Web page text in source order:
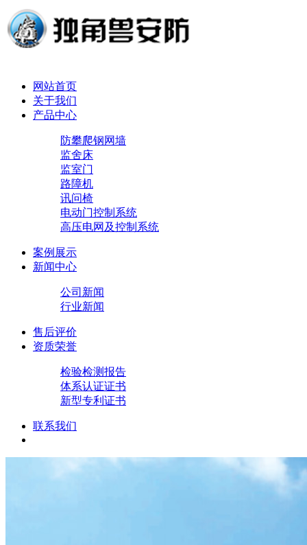
网站首页
关于我们
产品中心
防攀爬钢网墙
监舍床
监室门
路障机
讯问椅
电动门控制系统
高压电网及控制系统
案例展示
新闻中心
公司新闻
行业新闻
售后评价
资质荣誉
检验检测报告
体系认证证书
新型专利证书
联系我们